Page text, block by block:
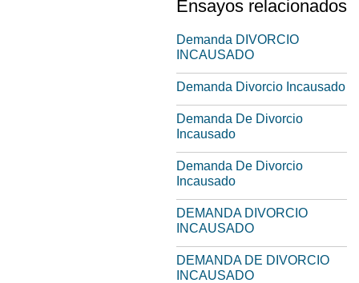
Ensayos relacionados
Demanda DIVORCIO
INCAUSADO
Demanda Divorcio Incausado
Demanda De Divorcio
Incausado
Demanda De Divorcio
Incausado
DEMANDA DIVORCIO
INCAUSADO
DEMANDA DE DIVORCIO
INCAUSADO